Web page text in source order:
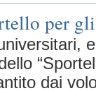
per
dai